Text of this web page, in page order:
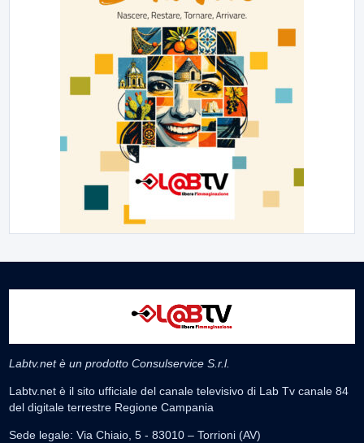
Labtv.net è un prodotto Consulservice S.r.l.
Labtv.net è il sito ufficiale del canale televisivo di Lab Tv canale 84
del digitale terrestre Regione Campania
Sede legale: Via Chiaio, 5 - 83010 – Torrioni (AV)